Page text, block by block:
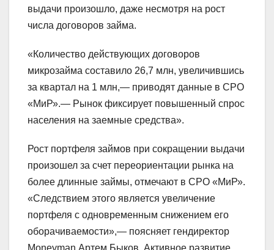
выдачи произошло, даже несмотря на рост
числа договоров займа.
«Количество действующих договоров
микрозайма составило 26,7 млн, увеличившись
за квартал на 1 млн,— приводят данные в СРО
«МиР».— Рынок фиксирует повышенный спрос
населения на заемные средства».
Рост портфеля займов при сокращении выдачи
произошел за счет переориентации рынка на
более длинные займы, отмечают в СРО «МиР».
«Следствием этого является увеличение
портфеля с одновременным снижением его
оборачиваемости»,— поясняет гендиректор
Moneyman Артем Быков. Активное развитие